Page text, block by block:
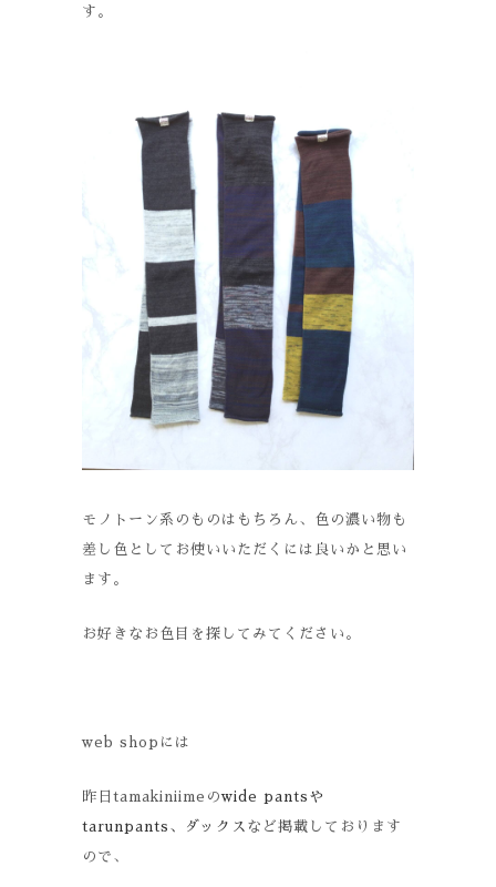
す。
モノトーン系のものはもちろん、色の濃い物も
差し色としてお使いいただくには良いかと思い
ます。
お好きなお色目を探してみてください。
web shopには
昨日tamakiniimeのwide pantsや
tarunpants、ダックス など掲載しております
ので、